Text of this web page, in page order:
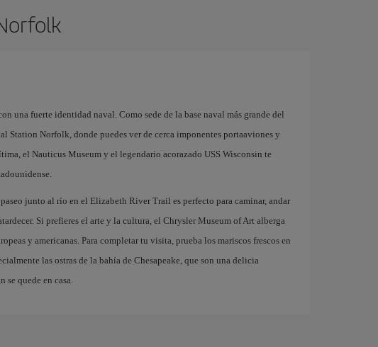
una fuerte identidad naval. Como sede de la base naval más grande del
Station Norfolk, donde puedes ver de cerca imponentes portaaviones y
el Nauticus Museum y el legendario acorazado USS Wisconsin te
junto al río en el Elizabeth River Trail es perfecto para caminar, andar
Si prefieres el arte y la cultura, el Chrysler Museum of Art alberga
y americanas. Para completar tu visita, prueba los mariscos frescos en
las ostras de la bahía de Chesapeake, que son una delicia
se quede en casa.